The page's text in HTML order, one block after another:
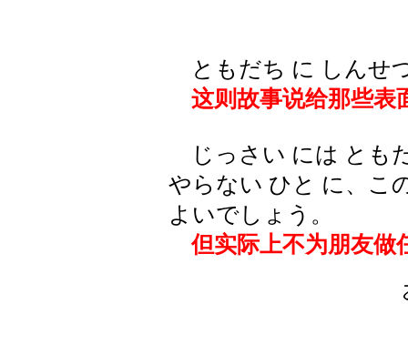
ともだち に しんせ
这则故事说给那些表
じっさい には とも
やらない ひと に、こ
よいでしょう。
但实际上不为朋友做